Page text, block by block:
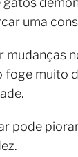
uma
foge muito
pode